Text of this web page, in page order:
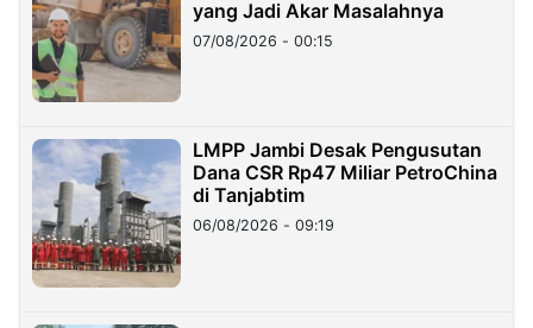
yang Jadi Akar Masalahnya
07/08/2026 - 00:15
LMPP Jambi Desak Pengusutan
Dana CSR Rp47 Miliar PetroChina
di Tanjabtim
06/08/2026 - 09:19